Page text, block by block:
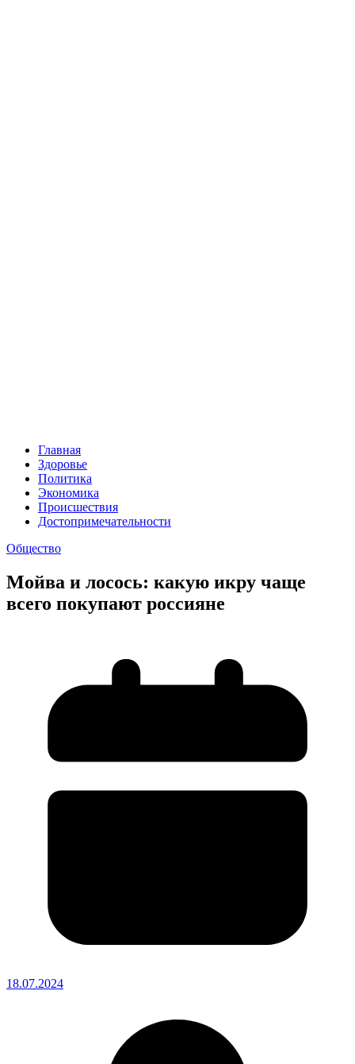
Главная
Здоровье
Политика
Экономика
Происшествия
Достопримечательности
Общество
Мойва и лосось: какую икру чаще
всего покупают россияне
18.07.2024